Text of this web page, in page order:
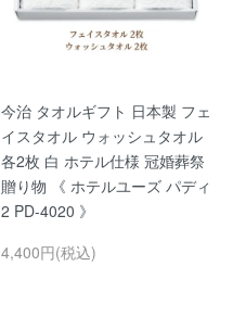
今治 タオルギフト 日本製 フェ
イスタオル ウォッシュタオル
各2枚 白 ホテル仕様 冠婚葬祭
贈り物 《 ホテルユーズ パディ
2 PD-4020 》
4,400円(税込)